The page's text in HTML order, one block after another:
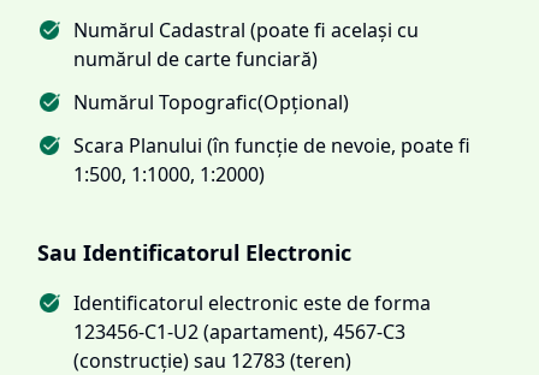
Numărul Cadastral (poate fi același cu
numărul de carte funciară)
Numărul Topografic(Opțional)
Scara Planului (în funcție de nevoie, poate fi
1:500, 1:1000, 1:2000)
Sau Identificatorul Electronic
Identificatorul electronic este de forma
123456-C1-U2 (apartament), 4567-C3
(construcție) sau 12783 (teren)